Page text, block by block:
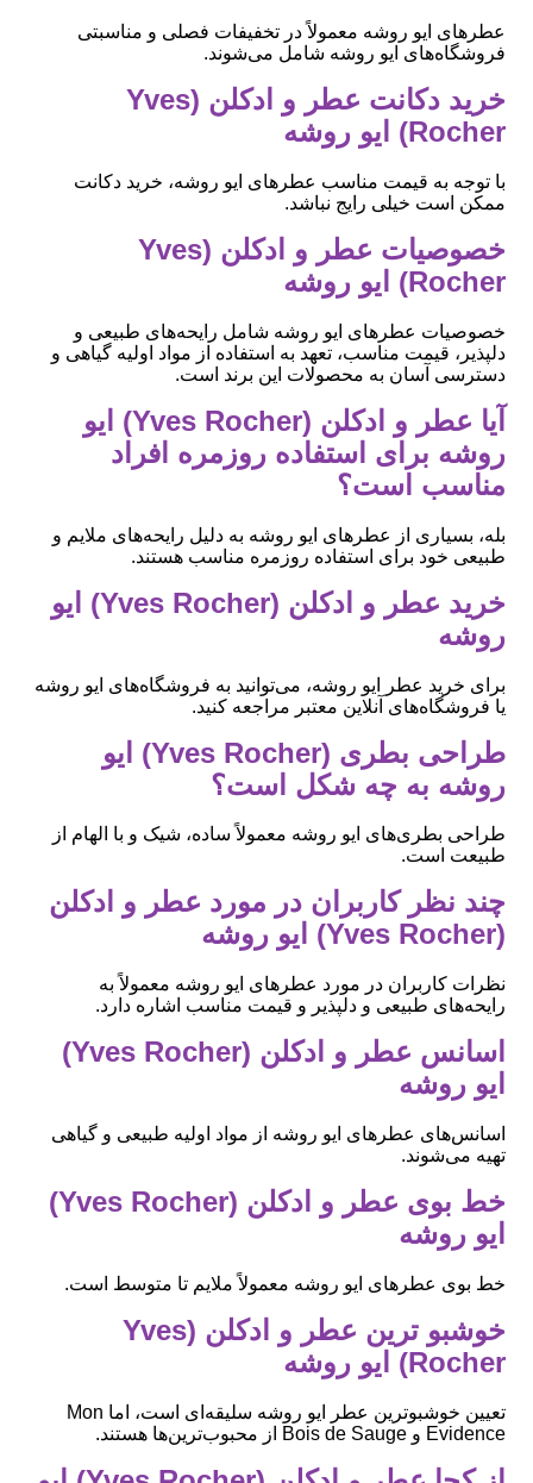
عطرهای ایو روشه معمولاً در تخفیفات فصلی و مناسبتی
فروشگاه‌های ایو روشه شامل می‌شوند.
خرید دکانت عطر و ادکلن (Yves
Rocher) ایو روشه
با توجه به قیمت مناسب عطرهای ایو روشه، خرید دکانت
ممکن است خیلی رایج نباشد.
خصوصیات عطر و ادکلن (Yves
Rocher) ایو روشه
خصوصیات عطرهای ایو روشه شامل رایحه‌های طبیعی و
دلپذیر، قیمت مناسب، تعهد به استفاده از مواد اولیه گیاهی و
دسترسی آسان به محصولات این برند است.
آیا عطر و ادکلن (Yves Rocher) ایو
روشه برای استفاده روزمره افراد
مناسب است؟
بله، بسیاری از عطرهای ایو روشه به دلیل رایحه‌های ملایم و
طبیعی خود برای استفاده روزمره مناسب هستند.
خرید عطر و ادکلن (Yves Rocher) ایو
روشه
برای خرید عطر ایو روشه، می‌توانید به فروشگاه‌های ایو روشه
یا فروشگاه‌های آنلاین معتبر مراجعه کنید.
طراحی بطری (Yves Rocher) ایو
روشه به چه شکل است؟
طراحی بطری‌های ایو روشه معمولاً ساده، شیک و با الهام از
طبیعت است.
چند نظر کاربران در مورد عطر و ادکلن
(Yves Rocher) ایو روشه
نظرات کاربران در مورد عطرهای ایو روشه معمولاً به
رایحه‌های طبیعی و دلپذیر و قیمت مناسب اشاره دارد.
اسانس عطر و ادکلن (Yves Rocher)
ایو روشه
اسانس‌های عطرهای ایو روشه از مواد اولیه طبیعی و گیاهی
تهیه می‌شوند.
خط بوی عطر و ادکلن (Yves Rocher)
ایو روشه
خط بوی عطرهای ایو روشه معمولاً ملایم تا متوسط است.
خوشبو ترین عطر و ادکلن (Yves
Rocher) ایو روشه
تعیین خوشبوترین عطر ایو روشه سلیقه‌ای است، اما Mon
Evidence و Bois de Sauge از محبوب‌ترین‌ها هستند.